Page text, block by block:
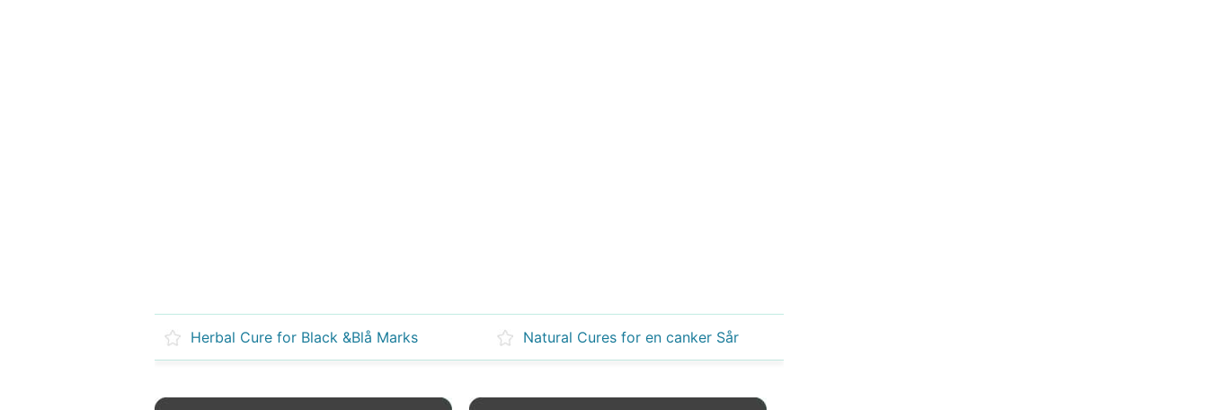
Herbal Cure for Black &Blå Marks Natural Cures for en canker Sår